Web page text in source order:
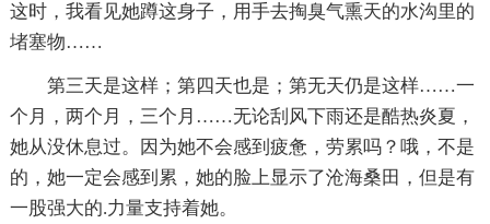
这时，我看见她蹲这身子，用手去掏臭气熏天的水沟里的
堵塞物……
第三天是这样；第四天也是；第无天仍是这样……一
个月，两个月，三个月……无论刮风下雨还是酷热炎夏，
她从没休息过。因为她不会感到疲惫，劳累吗？哦，不是
的，她一定会感到累，她的脸上显示了沧海桑田，但是有
一股强大的.力量支持着她。